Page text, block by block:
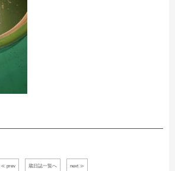
≪ prev 蔵日誌一覧へ next ≫